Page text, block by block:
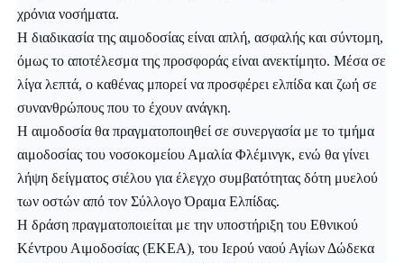
χρόνια νοσήματα.
Η διαδικασία της αιμοδοσίας είναι απλή, ασφαλής και σύντομη,
όμως το αποτέλεσμα της προσφοράς είναι ανεκτίμητο. Μέσα σε
λίγα λεπτά, ο καθένας μπορεί να προσφέρει ελπίδα και ζωή σε
συνανθρώπους που το έχουν ανάγκη.
Η αιμοδοσία θα πραγματοποιηθεί σε συνεργασία με το τμήμα
αιμοδοσίας του νοσοκομείου Αμαλία Φλέμινγκ, ενώ θα γίνει
λήψη δείγματος σιέλου για έλεγχο συμβατότητας δότη μυελού
των οστών από τον Σύλλογο Όραμα Ελπίδας.
Η δράση πραγματοποιείται με την υποστήριξη του Εθνικού
Κέντρου Αιμοδοσίας (ΕΚΕΑ), του Ιερού ναού Αγίων Δώδεκα